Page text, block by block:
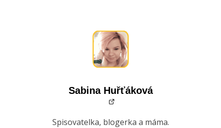
Sabina Huřťáková
Spisovatelka, blogerka a máma.